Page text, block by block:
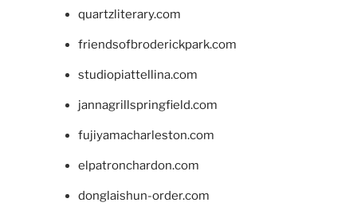
quartzliterary.com
friendsofbroderickpark.com
studiopiattellina.com
jannagrillspringfield.com
fujiyamacharleston.com
elpatronchardon.com
donglaishun-order.com